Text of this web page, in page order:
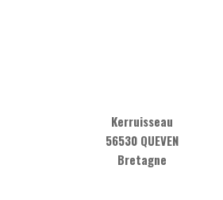
Kerruisseau
56530 QUEVEN
Bretagne